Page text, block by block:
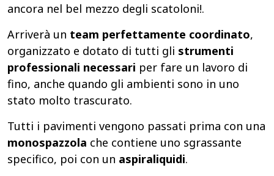
ancora nel bel mezzo degli scatoloni!.
Arriverà un team perfettamente coordinato,
organizzato e dotato di tutti gli strumenti
professionali necessari per fare un lavoro di
fino, anche quando gli ambienti sono in uno
stato molto trascurato.
Tutti i pavimenti vengono passati prima con una
monospazzola che contiene uno sgrassante
specifico, poi con un aspiraliquidi.